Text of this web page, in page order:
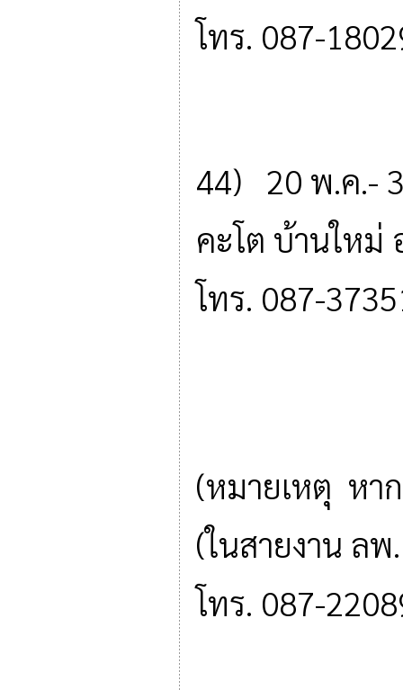
โทร. 087-
44) 20 พ.ค.-
คะโต บ้านให
โทร. 087-
(หมายเหตุ หา
(ในสายงาน ล
โทร. 087-